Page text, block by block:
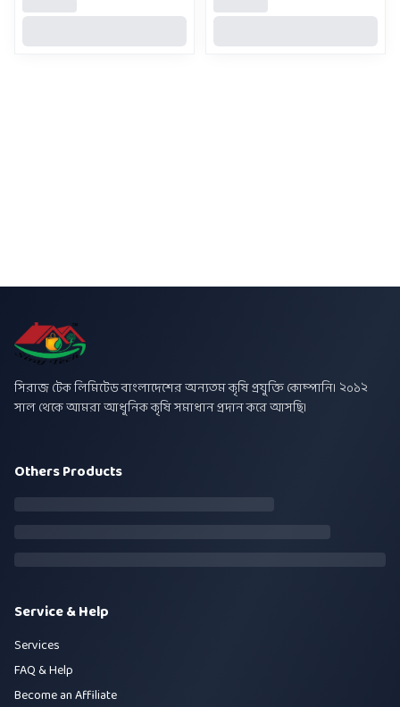
সিরাজ টেক লিমিটেড বাংলাদেশের অন্যতম কৃষি প্রযুক্তি কোম্পানি। ২০১২
সাল থেকে আমরা আধুনিক কৃষি সমাধান প্রদান করে আসছি।
Others Products
Service & Help
Services
FAQ & Help
Become an Affiliate